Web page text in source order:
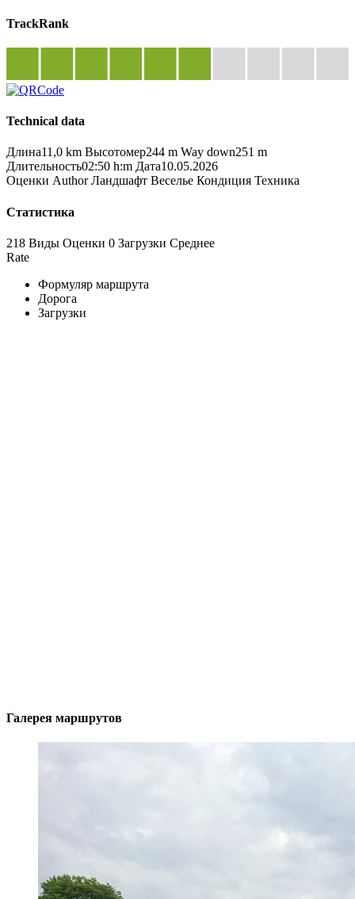
TrackRank
Technical data
Длина11,0 km Высотомер244 m Way down251 m
Длительность02:50 h:m Дата10.05.2026
Оценки Author Ландшафт Веселье Кондиция Техника
Статистика
218 Виды Оценки 0 Загрузки Среднее
Rate
Формуляр маршрута
Дорога
Загрузки
Галерея маршрутов